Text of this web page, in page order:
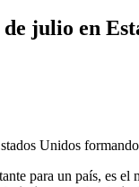
de julio en
Unidos
para un país, es el